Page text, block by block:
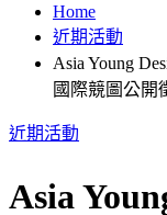
Home
近期活動
Asia Young
國際競圖公開
近期活動
Asia